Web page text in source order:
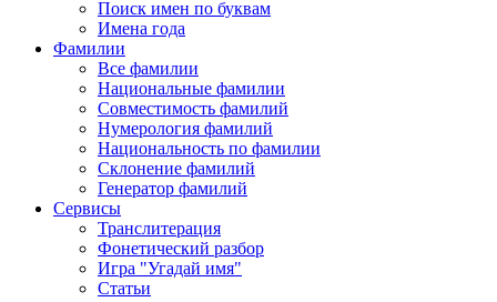
Поиск имен по буквам
Имена года
Фамилии
Все фамилии
Национальные фамилии
Совместимость фамилий
Нумерология фамилий
Национальность по фамилии
Склонение фамилий
Генератор фамилий
Сервисы
Транслитерация
Фонетический разбор
Игра "Угадай имя"
Статьи